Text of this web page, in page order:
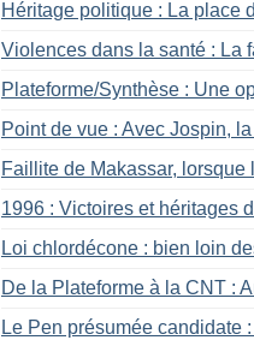
Héritage politique : La place
Violences dans la santé : La
Plateforme/Synthèse : Une
Point de vue : Avec Jospin,
Faillite de Makassar, lorsque
1996 : Victoires et héritages
Loi chlordécone : bien loin
De la Plateforme à la CNT :
Le Pen présumée candidate